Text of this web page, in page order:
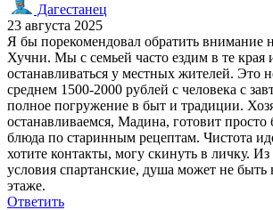
Дагестанец
23 августа 2025
Я бы порекомендовал обратить внимание
Хучни. Мы с семьей часто ездим в те края
останавливаться у местных жителей. Это
среднем 1500-2000 рублей с человека с
полное погружение в быт и традиции.
останавливаемся, Мадина, готовит
блюда по старинным рецептам. Чистота
хотите контакты, могу скинуть в личку.
условия спартанские, душа может не быть
этаже.
Ответить